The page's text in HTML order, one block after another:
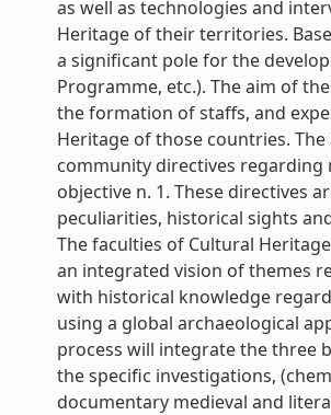
as well as technologies and
Heritage of their territories.
a significant pole for the
Programme, etc.). The aim of
the formation of staffs, and
Heritage of those countries.
community directives regarding
objective n. 1. These directives
peculiarities, historical sights
The faculties of Cultural
an integrated vision of themes
with historical knowledge
using a global archaeological
process will integrate the three
the specific investigations,
documentary medieval and